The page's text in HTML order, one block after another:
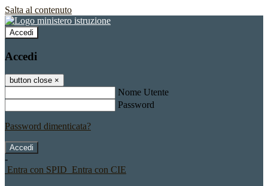
Salta al contenuto
Accedi
Accedi
button close ×
Nome Utente
Password
Password dimenticata?
-
Entra con SPID Entra con CIE